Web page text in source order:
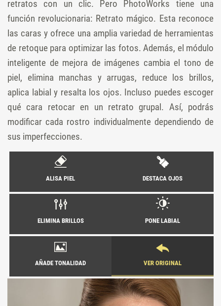
retratos con un clic. Pero PhotoWorks tiene una
función revolucionaria: Retrato mágico. Esta reconoce
las caras y ofrece una amplia variedad de herramientas
de retoque para optimizar las fotos. Además, el módulo
inteligente de mejora de imágenes cambia el tono de
piel, elimina manchas y arrugas, reduce los brillos,
aplica labial y resalta los ojos. Incluso puedes escoger
qué cara retocar en un retrato grupal. Así, podrás
modificar cada rostro individualmente dependiendo de
sus imperfecciones.
ALISA PIEL DESTACA OJOS
ELIMINA BRILLOS PONE LABIAL
AÑADE TONALIDAD VER ORIGINAL